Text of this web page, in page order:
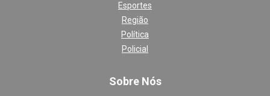
Esportes
Região
Política
Policial
Sobre Nós